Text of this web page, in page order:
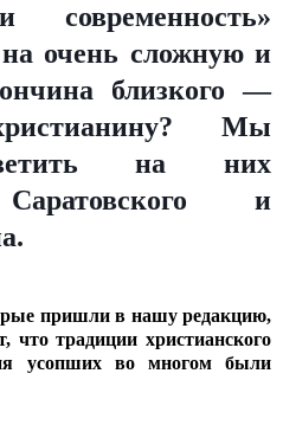
современность»
очень сложную и
близкого —
Мы
на них
и
пришли в нашу редакцию,
что традиции христианского
усопших во многом были